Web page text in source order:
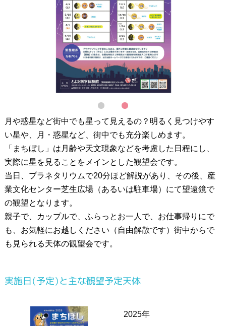
2
月や惑星など街中でも星って見えるの？明るく見つけやす
い星や、月・惑星など、街中でも充分楽しめます。
「まちぼし」は月齢や天文現象などを考慮した日程にし、
実際に星を見ることをメインとした観望会です。
当日、プラネタリウムで20分ほど解説があり、その後、産
業文化センター芝生広場（あるいは駐車場）にて望遠鏡で
の観望となります。
親子で、カップルで、ふらっとお一人で、お仕事帰りにで
も、お気軽にお越しください（自由解散です）街中からで
も見られる天体の観望会です。
実施日(予定)と主な観望予定天体
2025年